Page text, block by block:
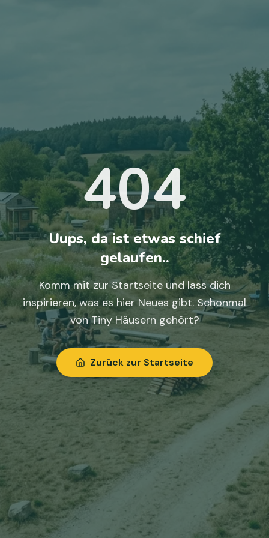
404
Uups, da ist etwas schief
gelaufen..
Komm mit zur Startseite und lass dich
inspirieren, was es hier Neues gibt. Schonmal
von Tiny Häusern gehört?
Zurück zur Startseite